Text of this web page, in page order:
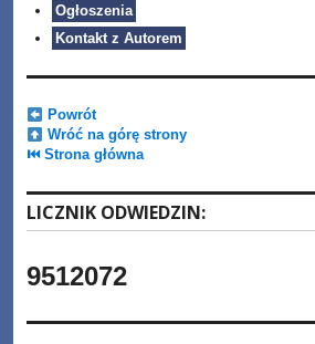
Ogłoszenia
Kontakt z Autorem
Powrót
Wróć na górę strony
⏮ Strona główna
LICZNIK ODWIEDZIN:
9512072